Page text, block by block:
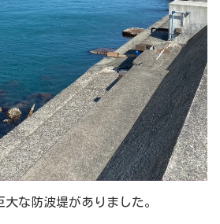
な防波堤がありました。